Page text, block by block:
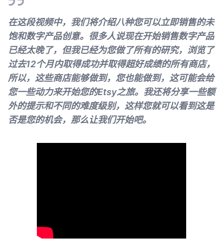
在这段视频中，我们将介绍八种您可以立即销售的未
饱和数字产品创意。很多人说现在开始销售数字产品
已经太晚了，但我已经为您做了所有的研究，浏览了
过去12个月内取得成功并取得超好成绩的所有商店，
所以，这些商店能够做到，您也能做到，这可能会给
您一些动力来开始您的Etsy之旅。我还将分享一些额
外的提示和不同的难度级别，这样您就可以看到这是
否是您的机会，那么让我们开始吧。